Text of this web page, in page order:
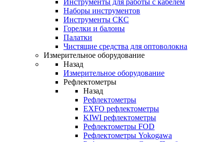
Инструменты для работы с кабелем
Наборы инструментов
Инструменты СКС
Горелки и балоны
Палатки
Чистящие средства для оптоволокна
Измерительное оборудование
Назад
Измерительное оборудование
Рефлектометры
Назад
Рефлектометры
EXFO рефлектометры
KIWI рефлектометры
Рефлектометры FOD
Рефлектометры Yokogawa